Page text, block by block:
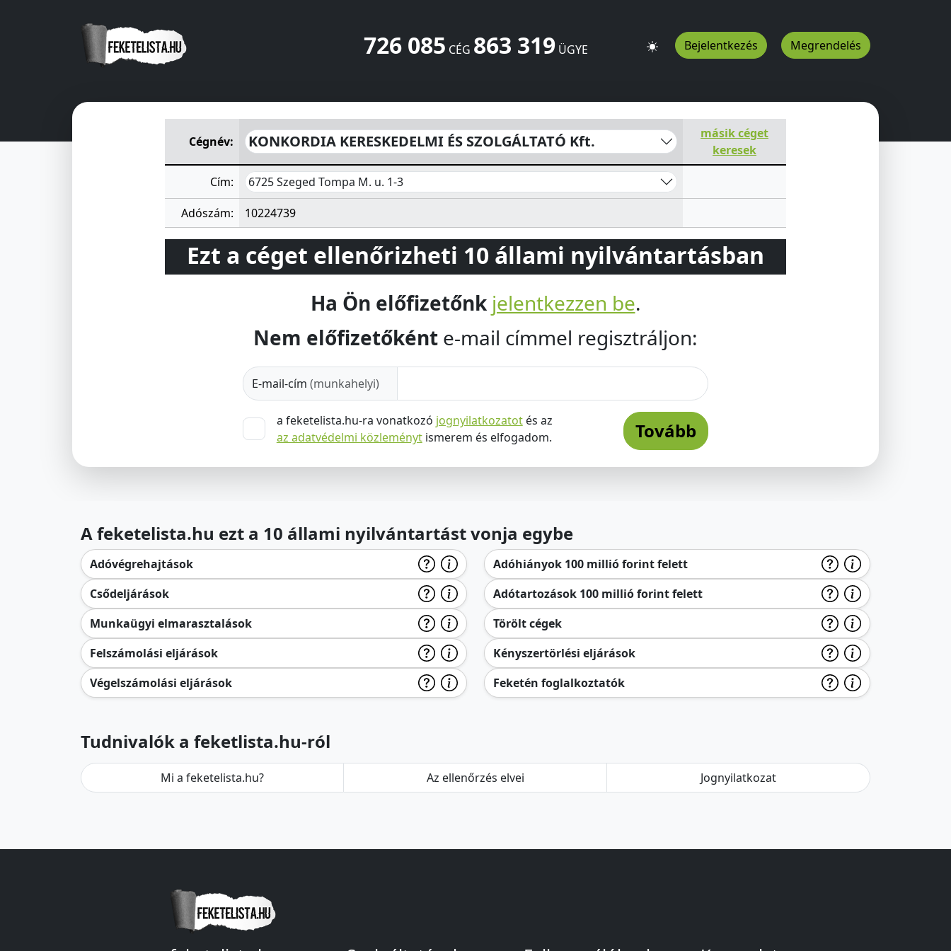
726 085 CÉG 863 319ÜGYE Bejelentkezés Megrendelés
KONKORDIA KERESKEDELMI ÉS SZOLGÁLTATÓ Kft.Tompa M. u. 1-3Szeged6725HU
Cégnév:
KONKORDIA KERESKEDELMI ÉS SZOLGÁLTATÓ Kft.
másik céget
keresek
Cím: 6725 Szeged Tompa M. u. 1-3
Adószám: 10224739
Ezt a céget ellenőrizheti 10 állami nyilvántartásban
Ha Ön előfizetőnk jelentkezzen be.
Nem előfizetőként e-mail címmel regisztráljon:
E-mail-cím (munkahelyi)
a feketelista.hu-ra vonatkozó jognyilatkozatotés az
az adatvédelmi közleménytismerem és elfogadom. Tovább
A feketelista.hu ezt a 10 állami nyilvántartást vonja egybe
Adóvégrehajtások
Csődeljárások
Munkaügyi elmarasztalások
Felszámolási eljárások
Végelszámolási eljárások
Adóhiányok 100 millió forint felett
Adótartozások 100 millió forint felett
Törölt cégek
Kényszertörlési eljárások
Feketén foglalkoztatók
Tudnivalók a feketlista.hu-ról
Mi a feketelista.hu? Az ellenőrzés elvei Jognyilatkozat